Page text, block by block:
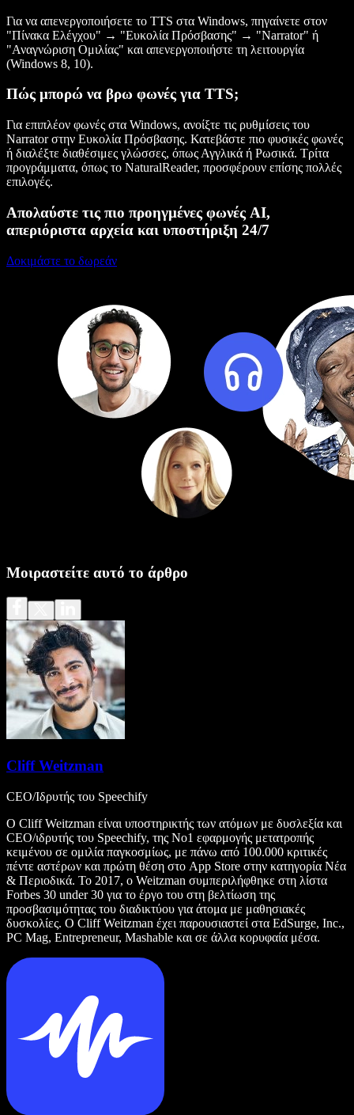
Για να απενεργοποιήσετε το TTS στα Windows, πηγαίνετε στον
"Πίνακα Ελέγχου" → "Ευκολία Πρόσβασης" → "Narrator" ή
"Αναγνώριση Ομιλίας" και απενεργοποιήστε τη λειτουργία
(Windows 8, 10).
Πώς μπορώ να βρω φωνές για TTS;
Για επιπλέον φωνές στα Windows, ανοίξτε τις ρυθμίσεις του
Narrator στην Ευκολία Πρόσβασης. Κατεβάστε πιο φυσικές φωνές
ή διαλέξτε διαθέσιμες γλώσσες, όπως Αγγλικά ή Ρωσικά. Τρίτα
προγράμματα, όπως το NaturalReader, προσφέρουν επίσης πολλές
επιλογές.
Απολαύστε τις πιο προηγμένες φωνές AI,
απεριόριστα αρχεία και υποστήριξη 24/7
Δοκιμάστε το δωρεάν
Μοιραστείτε αυτό το άρθρο
Cliff Weitzman
CEO/Ιδρυτής του Speechify
Ο Cliff Weitzman είναι υποστηρικτής των ατόμων με δυσλεξία και
CEO/ιδρυτής του Speechify, της Νο1 εφαρμογής μετατροπής
κειμένου σε ομιλία παγκοσμίως, με πάνω από 100.000 κριτικές
πέντε αστέρων και πρώτη θέση στο App Store στην κατηγορία Νέα
& Περιοδικά. Το 2017, ο Weitzman συμπεριλήφθηκε στη λίστα
Forbes 30 under 30 για το έργο του στη βελτίωση της
προσβασιμότητας του διαδικτύου για άτομα με μαθησιακές
δυσκολίες. Ο Cliff Weitzman έχει παρουσιαστεί στα EdSurge, Inc.,
PC Mag, Entrepreneur, Mashable και σε άλλα κορυφαία μέσα.